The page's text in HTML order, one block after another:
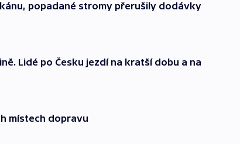
popadané stromy přerušily dodávky
Lidé po Česku jezdí na kratší dobu a na
místech dopravu